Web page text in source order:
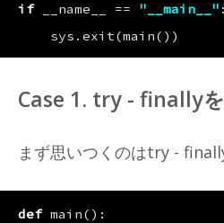
if __name__ == "__main__" :
sys . exit(main())
Case 1. try - finally
まず思いつくのはtry -
def main():